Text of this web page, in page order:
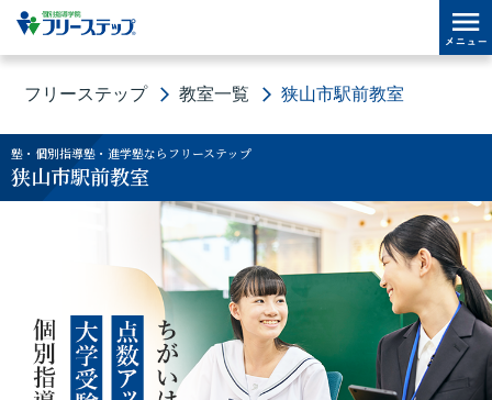
フリーステップ 教室一覧 狭山市駅前教室
塾・個別指導塾・進学塾ならフリーステップ
狭山市駅前教室